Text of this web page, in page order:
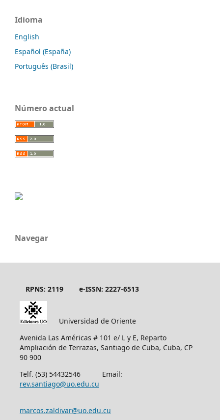
Idioma
English
Español (España)
Português (Brasil)
Número actual
Navegar
RPNS: 2119 e-ISSN: 2227-6513
Universidad de Oriente
Avenida Las Américas # 101 e/ L y E, Reparto
Ampliación de Terrazas, Santiago de Cuba, Cuba, CP
90 900
Telf. (53) 54432546 Email:
rev.santiago@uo.edu.cu
marcos.zaldivar@uo.edu.cu